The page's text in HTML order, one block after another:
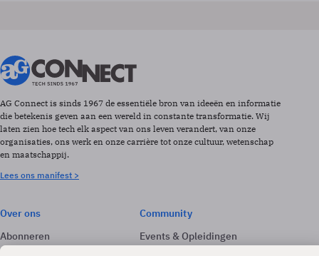
AG Connect is sinds 1967 de essentiële bron van ideeën en informatie
die betekenis geven aan een wereld in constante transformatie. Wij
laten zien hoe tech elk aspect van ons leven verandert, van onze
organisaties, ons werk en onze carrière tot onze cultuur, wetenschap
en maatschappij.
Lees ons manifest >
Over ons
Abonneren
Adverteren
Community
Events & Opleidingen